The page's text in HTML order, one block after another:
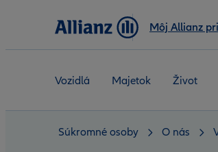
Môj Allianz
Vozidlá Majetok Život
Súkromné osoby O nás